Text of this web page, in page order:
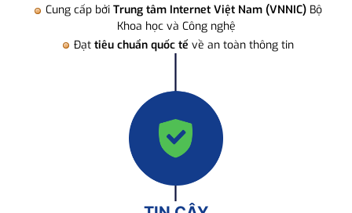
Cung cấp bởi Trung tâm Internet Việt Nam (VNNIC) Bộ
Khoa học và Công nghệ
Đạt tiêu chuẩn quốc tế về an toàn thông tin